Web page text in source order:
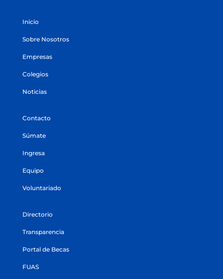
Inicio
Sobre Nosotros
Empresas
Colegios
Noticias
Contacto
Súmate
Ingresa
Equipo
Voluntariado
Directorio
Transparencia
Portal de Becas
FUAS